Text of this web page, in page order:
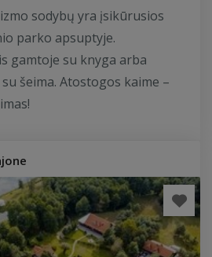
sodybų yra įsikūrusios
parko apsuptyje.
gamtoje su knyga arba
šeima. Atostogos kaime –